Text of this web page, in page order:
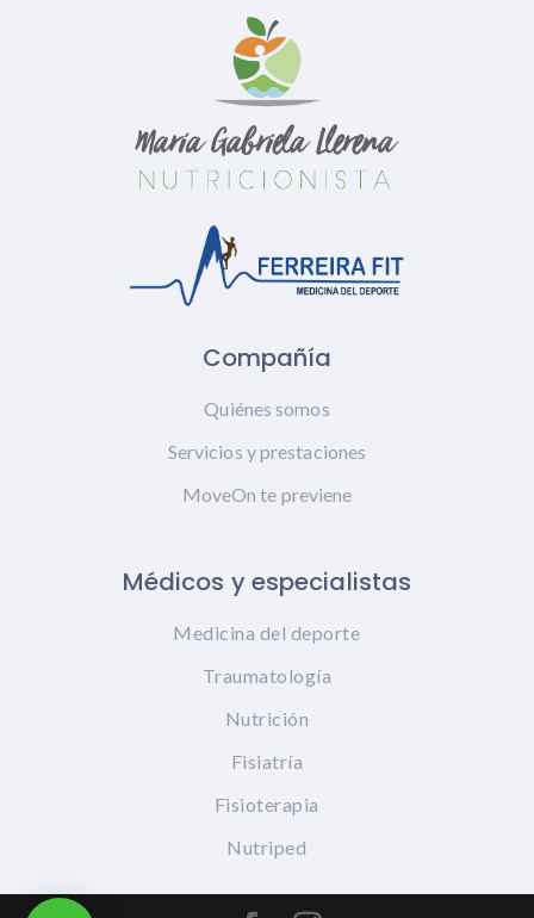
Compañía
Quiénes somos
Servicios y prestaciones
MoveOn te previene
Médicos y especialistas
Medicina del deporte
Traumatología
Nutrición
Fisiatría
Fisioterapia
Nutriped